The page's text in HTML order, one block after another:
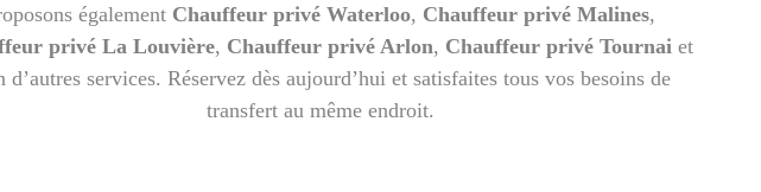
également Chauffeur privé Waterloo, Chauffeur privé Malines,
privé La Louvière, Chauffeur privé Arlon, Chauffeur privé Tournai et
d’autres services. Réservez dès aujourd’hui et satisfaites tous vos besoins de
transfert au même endroit.